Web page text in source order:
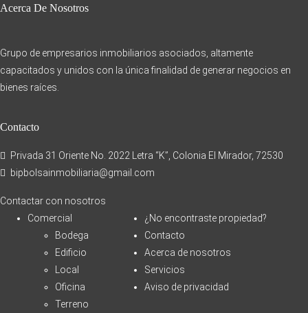
Acerca De Nosotros
Grupo de empresarios inmobiliarios asociados, altamente
capacitados y unidos con la única finalidad de generar negocios en
bienes raíces.
Contacto
Privada 31 Oriente No. 2022 Letra “K”, Colonia El Mirador, 72530
bipbolsainmobiliaria@gmail.com
Contactar con nosotros
Comercial
Bodega
Edificio
Local
Oficina
Terreno
¿No encontraste propiedad?
Contacto
Acerca de nosotros
Servicios
Aviso de privacidad